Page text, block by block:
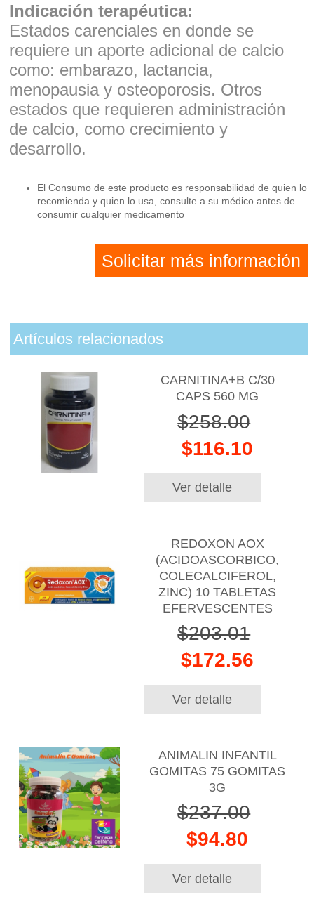
Indicación terapéutica:
Estados carenciales en donde se
requiere un aporte adicional de calcio
como: embarazo, lactancia,
menopausia y osteoporosis. Otros
estados que requieren administración
de calcio, como crecimiento y
desarrollo.
El Consumo de este producto es responsabilidad de quien lo
recomienda y quien lo usa, consulte a su médico antes de
consumir cualquier medicamento
Solicitar más información
Artículos relacionados
CARNITINA+B C/30
CAPS 560 MG
$258.00
$116.10
Ver detalle
REDOXON AOX
(ACIDOASCORBICO,
COLECALCIFEROL,
ZINC) 10 TABLETAS
EFERVESCENTES
$203.01
$172.56
Ver detalle
ANIMALIN INFANTIL
GOMITAS 75 GOMITAS
3G
$237.00
$94.80
Ver detalle